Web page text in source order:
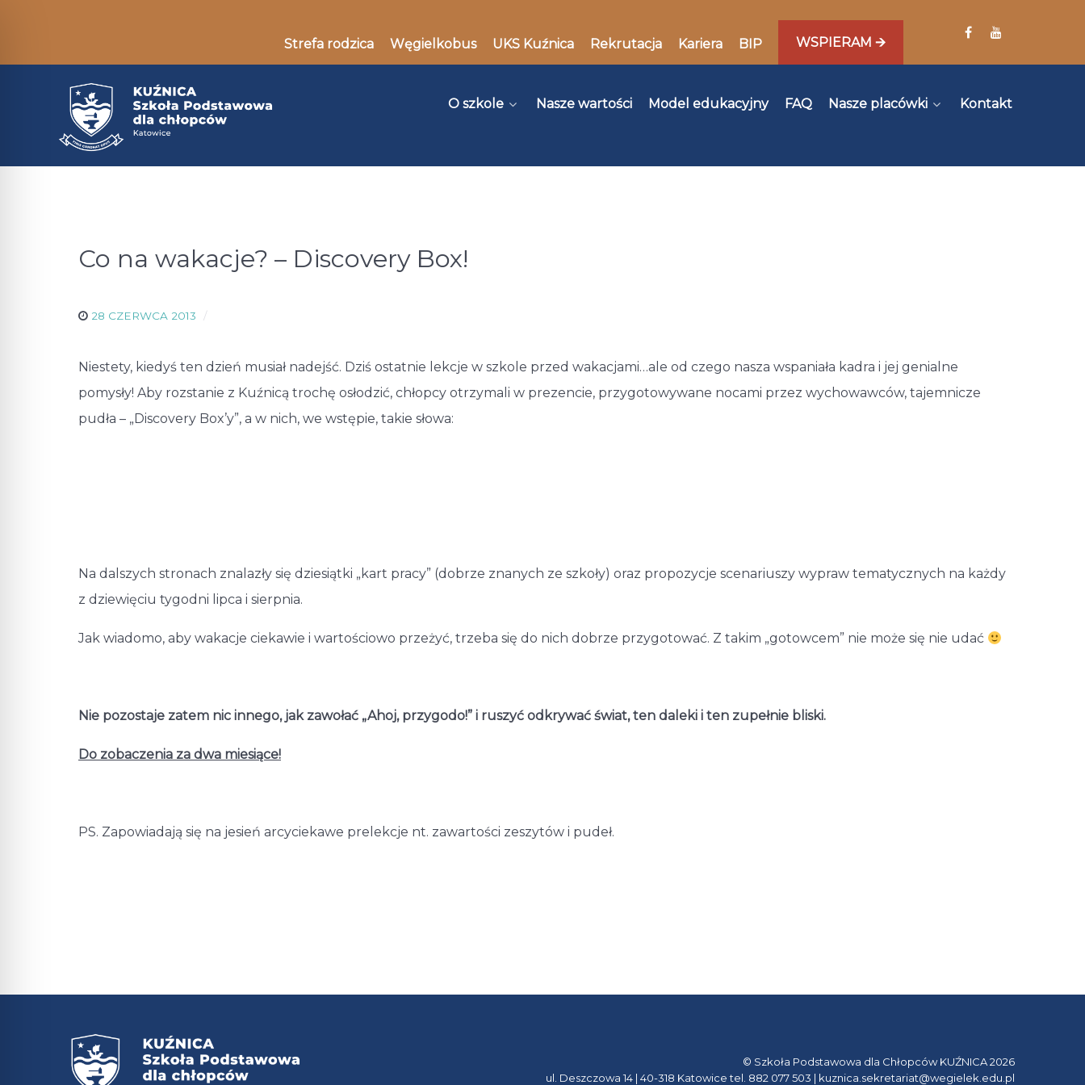
Strefa rodzica Węgielkobus UKS Kuźnica Rekrutacja Kariera BIP WSPIERAM 🡪
O szkole Nasze wartości Model edukacyjny FAQ Nasze placówki Kontakt
Co na wakacje? – Discovery Box!
28 CZERWCA 2013
Niestety, kiedyś ten dzień musiał nadejść. Dziś ostatnie lekcje w szkole przed wakacjami…ale od czego nasza wspaniała kadra i jej genialne
pomysły! Aby rozstanie z Kuźnicą trochę osłodzić, chłopcy otrzymali w prezencie, przygotowywane nocami przez wychowawców, tajemnicze
pudła – „Discovery Box’y”, a w nich, we wstępie, takie słowa:
Na dalszych stronach znalazły się dziesiątki „kart pracy” (dobrze znanych ze szkoły) oraz propozycje scenariuszy wypraw tematycznych na każdy
z dziewięciu tygodni lipca i sierpnia.
Jak wiadomo, aby wakacje ciekawie i wartościowo przeżyć, trzeba się do nich dobrze przygotować. Z takim „gotowcem” nie może się nie udać
Nie pozostaje zatem nic innego, jak zawołać „Ahoj, przygodo!” i ruszyć odkrywać świat, ten daleki i ten zupełnie bliski.
Do zobaczenia za dwa miesiące!
PS. Zapowiadają się na jesień arcyciekawe prelekcje nt. zawartości zeszytów i pudeł.
© Szkoła Podstawowa dla Chłopców KUŹNICA 2026
ul. Deszczowa 14 | 40-318 Katowice tel. 882 077 503 | kuznica.sekretariat@wegielek.edu.pl